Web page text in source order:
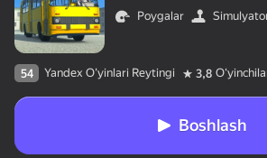
Poygalar
54 Yandex O'yinlari Reytingi 3,8
Boshlash